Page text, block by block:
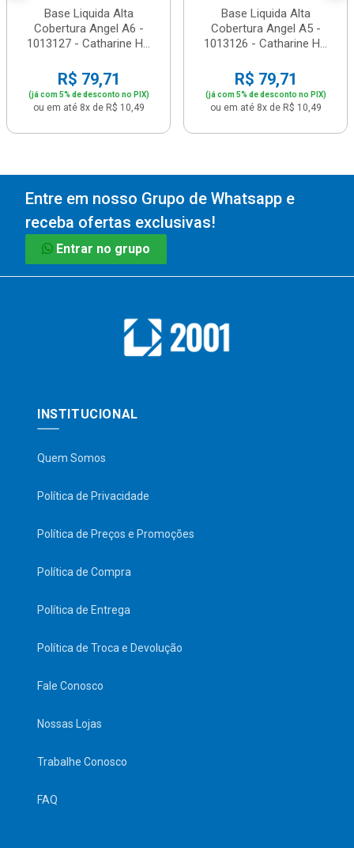
Base Liquida Alta
Cobertura Angel A6 -
1013127 - Catharine H...
R$ 79,71
(já com 5% de desconto no PIX)
ou em até 8x de R$ 10,49
Base Liquida Alta
Cobertura Angel A5 -
1013126 - Catharine H...
R$ 79,71
(já com 5% de desconto no PIX)
ou em até 8x de R$ 10,49
Entre em nosso Grupo de Whatsapp e
receba ofertas exclusivas!
Entrar no grupo
INSTITUCIONAL
Quem Somos
Política de Privacidade
Política de Preços e Promoções
Política de Compra
Política de Entrega
Política de Troca e Devolução
Fale Conosco
Nossas Lojas
Trabalhe Conosco
FAQ